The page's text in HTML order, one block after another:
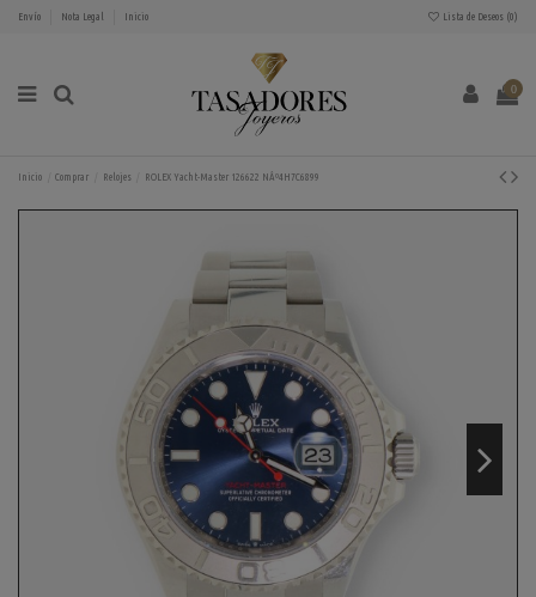
Envío Nota Legal Inicio Lista de Deseos (0)
0
Inicio Comprar Relojes ROLEX Yacht-Master 126622 NÂº4H7C6899